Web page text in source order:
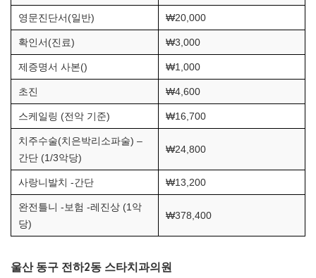
영문진단서(일반) ₩20,000
확인서(진료) ₩3,000
제증명서 사본() ₩1,000
초진 ₩4,600
스케일링 (전악 기준) ₩16,700
치주수술(치은박리소파술) –
간단 (1/3악당)
₩24,800
사랑니발치 -간단 ₩13,200
완전틀니 -보험 -레진상 (1악
당)
₩378,400
울산 동구 전하2동 스타치과의원